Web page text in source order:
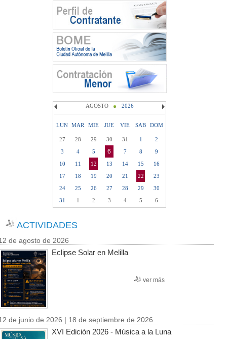
AGOSTO 2026
LUN MAR MIE JUE VIE SAB DOM
27 28 29 30 31 1
2
3
4 5 6 7 8
9
10
11 12 13 14 15
16
17
18 19 20 21 22
23
24
25 26 27 28 29
30
31
1 2 3 4 5 6
ACTIVIDADES
de agosto de 2026
Eclipse Solar en Melilla
ver más
de junio de 2026 | 18 de septiembre de 2026
XVI Edición 2026 - Música a la Luna